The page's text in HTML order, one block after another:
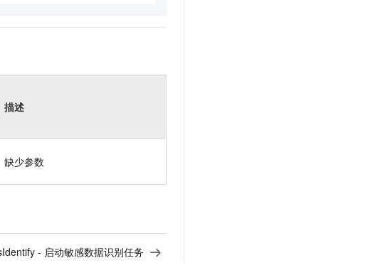
描述
缺少参数
- 启动敏感数据识别任务